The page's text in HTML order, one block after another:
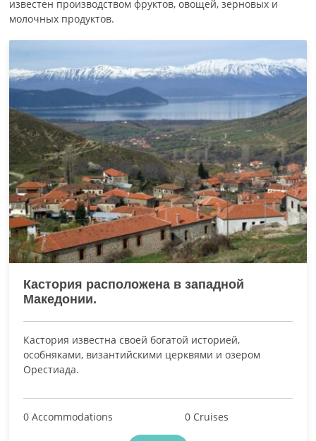
известен производством фруктов, овощей, зерновых и
молочных продуктов.
Кастория расположена в западной
Македонии.
Кастория известна своей богатой историей,
особняками, византийскими церквями и озером
Орестиада.
0 Accommodations 0 Cruises